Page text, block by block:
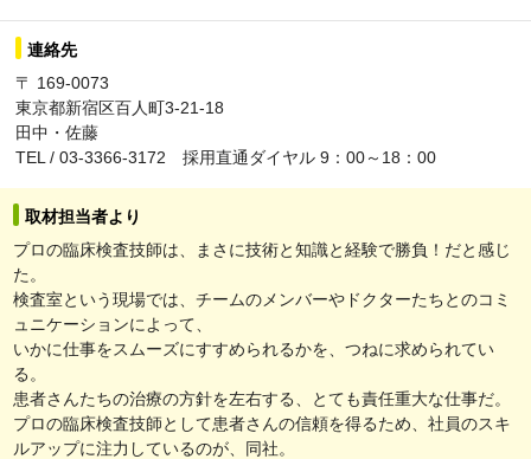
連絡先
〒 169-0073
東京都新宿区百人町3-21-18
田中・佐藤
TEL / 03-3366-3172 採用直通ダイヤル 9：00～18：00
取材担当者より
プロの臨床検査技師は、まさに技術と知識と経験で勝負！だと感じ
た。
検査室という現場では、チームのメンバーやドクターたちとのコミ
ュニケーションによって、
いかに仕事をスムーズにすすめられるかを、つねに求められてい
る。
患者さんたちの治療の方針を左右する、とても責任重大な仕事だ。
プロの臨床検査技師として患者さんの信頼を得るため、社員のスキ
ルアップに注力しているのが、同社。